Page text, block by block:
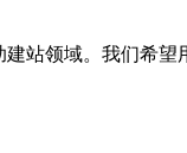
建站领域。我们希